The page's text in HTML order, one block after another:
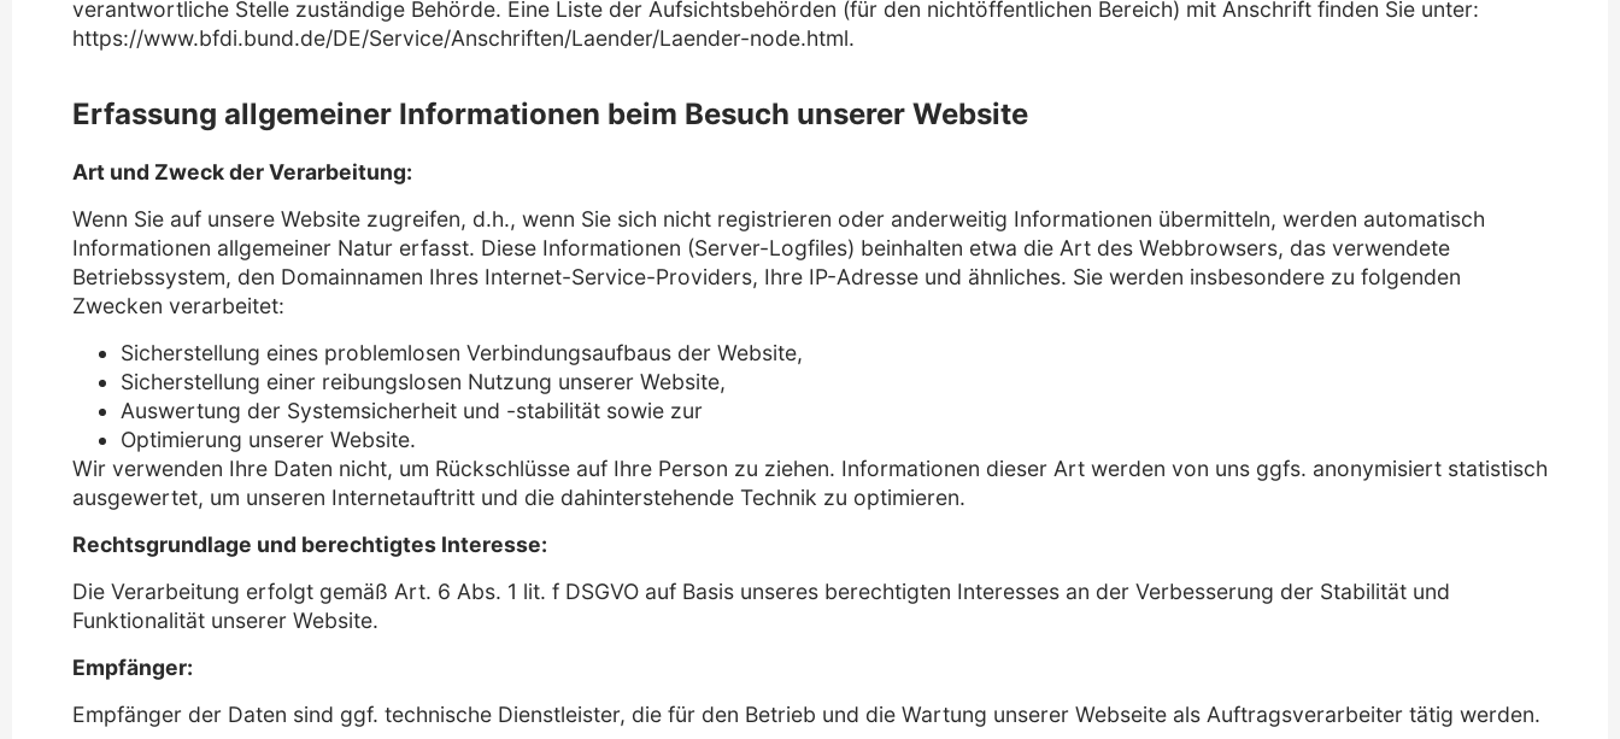
verantwortliche Stelle zuständige Behörde. Eine Liste der Aufsichtsbehörden (für den nichtöffentlichen Bereich) mit Anschrift finden Sie unter:
https://www.bfdi.bund.de/DE/Service/Anschriften/Laender/Laender-node.html.
Erfassung allgemeiner Informationen beim Besuch unserer Website
Art und Zweck der Verarbeitung:
Wenn Sie auf unsere Website zugreifen, d.h., wenn Sie sich nicht registrieren oder anderweitig Informationen übermitteln, werden automatisch
Informationen allgemeiner Natur erfasst. Diese Informationen (Server-Logfiles) beinhalten etwa die Art des Webbrowsers, das verwendete
Betriebssystem, den Domainnamen Ihres Internet-Service-Providers, Ihre IP-Adresse und ähnliches. Sie werden insbesondere zu folgenden
Zwecken verarbeitet:
Sicherstellung eines problemlosen Verbindungsaufbaus der Website,
Sicherstellung einer reibungslosen Nutzung unserer Website,
Auswertung der Systemsicherheit und -stabilität sowie zur
Optimierung unserer Website.
Wir verwenden Ihre Daten nicht, um Rückschlüsse auf Ihre Person zu ziehen. Informationen dieser Art werden von uns ggfs. anonymisiert statistisch
ausgewertet, um unseren Internetauftritt und die dahinterstehende Technik zu optimieren.
Rechtsgrundlage und berechtigtes Interesse:
Die Verarbeitung erfolgt gemäß Art. 6 Abs. 1 lit. f DSGVO auf Basis unseres berechtigten Interesses an der Verbesserung der Stabilität und
Funktionalität unserer Website.
Empfänger:
Empfänger der Daten sind ggf. technische Dienstleister, die für den Betrieb und die Wartung unserer Webseite als Auftragsverarbeiter tätig werden.